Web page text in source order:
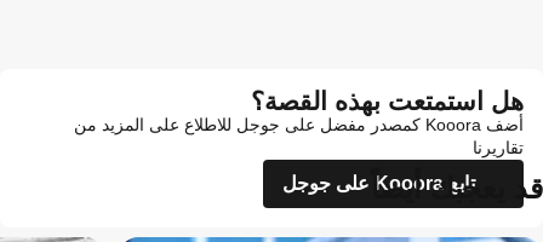
هل استمتعت بهذه القصة؟
أضف Kooora كمصدر مفضل على جوجل للاطلاع على المزيد من
تقاريرنا
تابع Kooora على جوجل
قد يعجبك أيضاً